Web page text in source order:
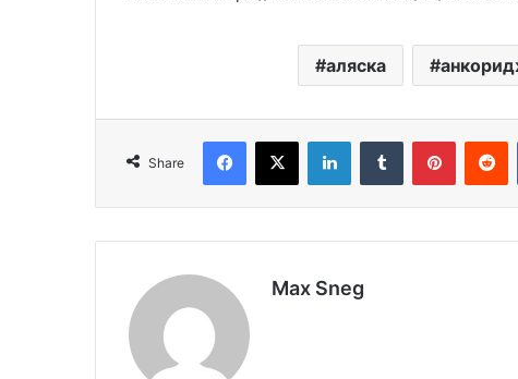
аляска
Share
Max Sneg